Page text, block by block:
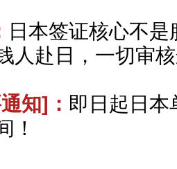
日本签证核心不
人赴日，一切审
知]： 即日起日本
！